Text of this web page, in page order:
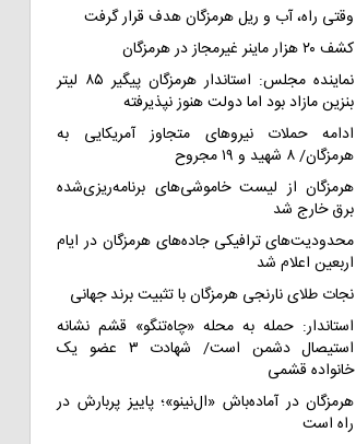
وقتی راه، آب و ریل هرمزگان هدف قرار گرفت
کشف ۲۰ هزار ماینر غیرمجاز در هرمزگان
نماینده مجلس: استاندار هرمزگان پیگیر ۸۵ لیتر
بنزین مازاد بود اما دولت هنوز نپذیرفته
ادامه حملات نیروهای متجاوز آمریکایی به
هرمزگان/ ۸ شهید و ۱۹ مجروح
هرمزگان از لیست خاموشی‌های برنامه‌ریزی‌شده
برق خارج شد
محدودیت‌های ترافیکی جاده‌های هرمزگان در ایام
اربعین اعلام شد
نجات طلای نارنجی هرمزگان با تثبیت برند جهانی
استاندار: حمله به محله «چاه‌تنگو» قشم نشانه
استیصال دشمن است/ شهادت ۳ عضو یک
خانواده قشمی
هرمزگان در آماده‌باش «ال‌نینو»؛ پاییز پربارش در
راه است